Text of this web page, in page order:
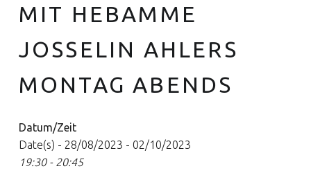
MIT HEBAMME
JOSSELIN AHLERS
MONTAG ABENDS
Datum/Zeit
Date(s) - 28/08/2023 - 02/10/2023
19:30 - 20:45